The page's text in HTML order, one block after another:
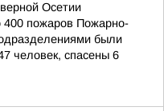
Осетии
400 пожаров Пожарно-
были
человек, спасены 6